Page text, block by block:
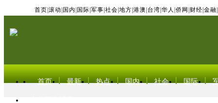
首页 滚动 国内 国际 军事 社会 地方 港澳 台湾 华人 侨网 财经 金融
首页 最新 热点 国内 社会 国际